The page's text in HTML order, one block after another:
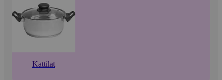
Kattilat